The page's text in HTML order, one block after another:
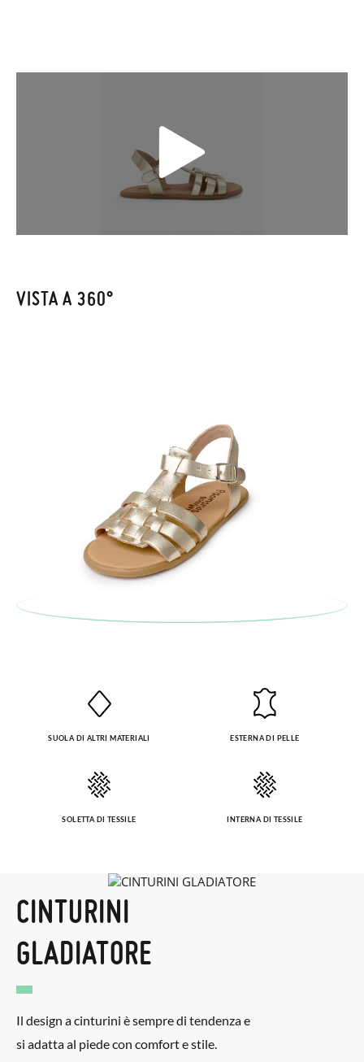
Se hai un account, ti basta accedere per avviare la procedura.
Se hai effettuato il pagamento come ospite, visita la nostra
e inserisci il numero d'ordine e l'indirizzo e-mail
Per sostituire un articolo, ti preghiamo di restituire il paio
VISTA A 360°
SUOLA DI ALTRI MATERIALI ESTERNA DI PELLE
SOLETTA DI TESSILE INTERNA DI TESSILE
CINTURINI
GLADIATORE
Il design a cinturini è sempre di tendenza e
si adatta al piede con comfort e stile.